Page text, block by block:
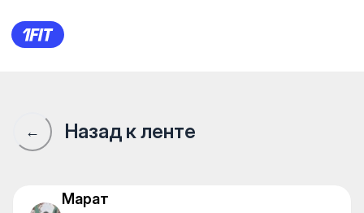
Цвет настроения плавать!
← Назад к ленте
Марат